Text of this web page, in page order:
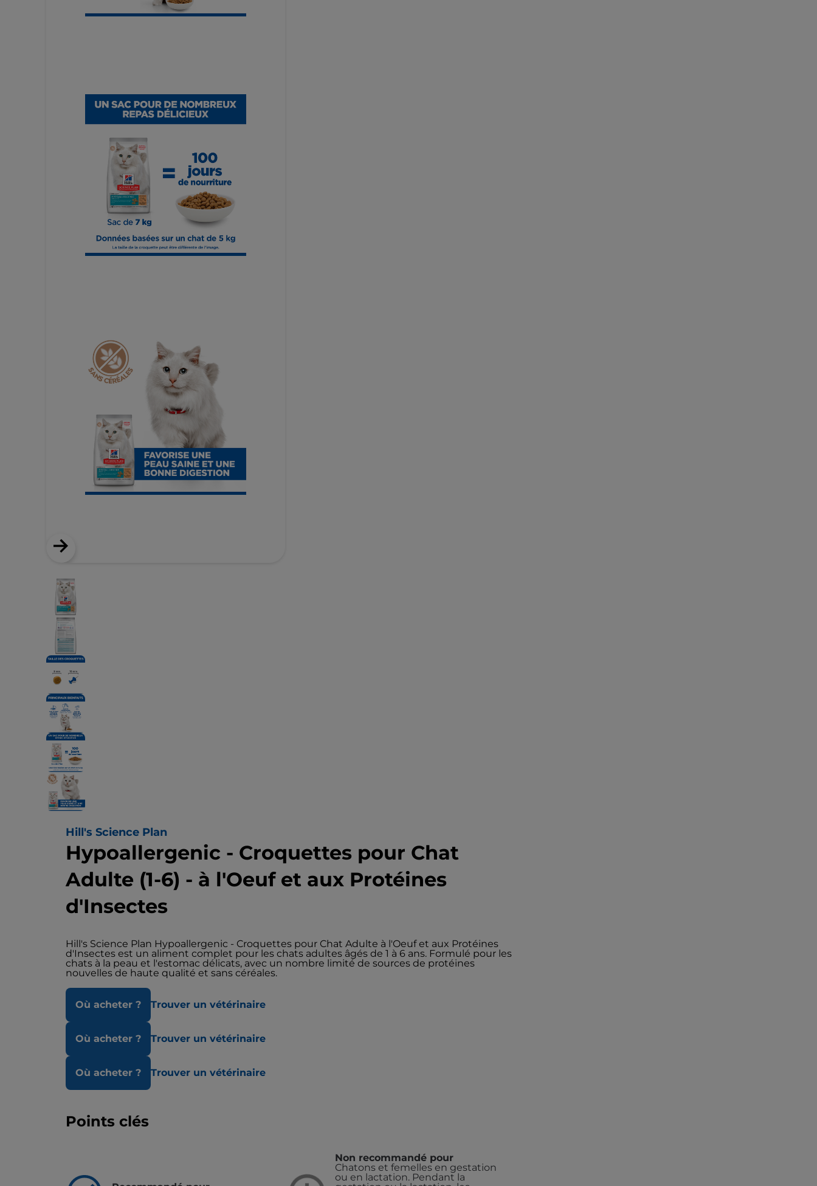
Hill's Science Plan
Hypoallergenic - Croquettes pour Chat
Adulte (1-6) - à l'Oeuf et aux Protéines
d'Insectes
Hill's Science Plan Hypoallergenic - Croquettes pour Chat Adulte à l'Oeuf et aux Protéines
d'Insectes est un aliment complet pour les chats adultes âgés de 1 à 6 ans. Formulé pour les
chats à la peau et l'estomac délicats, avec un nombre limité de sources de protéines
nouvelles de haute qualité et sans céréales.
Où acheter ? Trouver un vétérinaire
Où acheter ? Trouver un vétérinaire
Où acheter ? Trouver un vétérinaire
Points clés
Non recommandé pour
Chatons et femelles en gestation
ou en lactation. Pendant la